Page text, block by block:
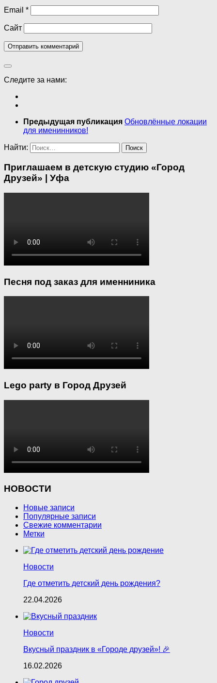
Email *
Сайт
Следите за нами:
Предыдущая публикация Обновлённые локации
для именинников!
Найти:
Приглашаем в детскую студию «Город
Друзей» | Уфа
Песня под заказ для именниника
Lego party в Город Друзей
НОВОСТИ
Новые записи
Популярные записи
Свежие комментарии
Метки
Новости
Где отметить детский день рождения?
22.04.2026
Новости
Вкусный праздник в «Городе друзей»! 🎉
16.02.2026